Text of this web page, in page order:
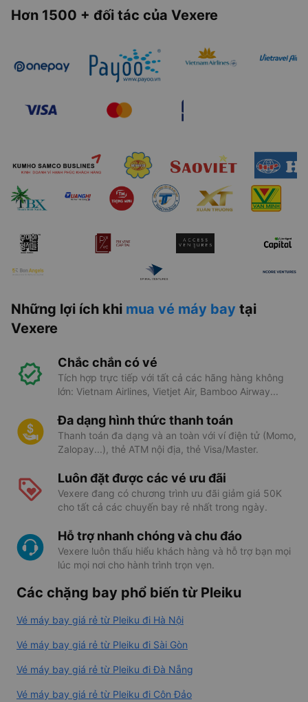
Hơn 1500 + đối tác của Vexere
Những lợi ích khi mua vé máy bay tại
Vexere
Chắc chắn có vé
Tích hợp trực tiếp với tất cả các hãng hàng không
lớn: Vietnam Airlines, Vietjet Air, Bamboo Airway...
Đa dạng hình thức thanh toán
Thanh toán đa dạng và an toàn với ví điện tử (Momo,
Zalopay...), thẻ ATM nội địa, thẻ Visa/Master.
Luôn đặt được các vé ưu đãi
Vexere đang có chương trình ưu đãi giảm giá 50K
cho tất cả các chuyến bay rẻ nhất trong ngày.
Hỗ trợ nhanh chóng và chu đáo
Vexere luôn thấu hiểu khách hàng và hỗ trợ bạn mọi
lúc mọi nơi cho hành trình trọn vẹn.
Các chặng bay phổ biến từ Pleiku
Vé máy bay giá rẻ từ Pleiku đi Hà Nội
Vé máy bay giá rẻ từ Pleiku đi Sài Gòn
Vé máy bay giá rẻ từ Pleiku đi Đà Nẵng
Vé máy bay giá rẻ từ Pleiku đi Côn Đảo